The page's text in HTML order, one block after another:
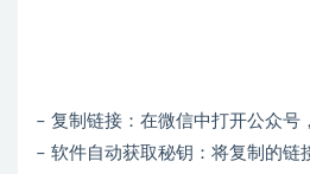
– 复制链接：在微信中打开公众号
– 软件自动获取秘钥：将复制的链